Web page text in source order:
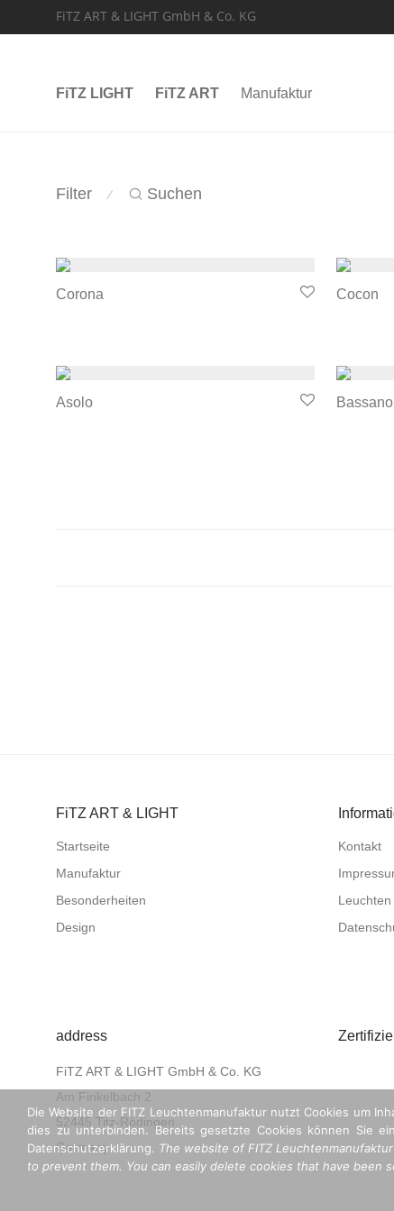
FiTZ ART & LIGHT GmbH & Co. KG
FiTZ LIGHT FiTZ ART Manufaktur
Filter ⁄ Suchen
Corona Cocon
Asolo Bassano
FiTZ ART & LIGHT
Startseite
Manufaktur
Besonderheiten
Design
Kontakt
Leuchten
address
FiTZ ART & LIGHT GmbH & Co. KG
Am Finkelbach 2
52445 Titz-Rödingen
Germany
Die Website der FITZ Leuchtenmanufaktur nutzt Cookies um
dies zu unterbinden. Bereits gesetzte Cookies können Sie
Datenschutzerklärung. The website of FITZ
to prevent them. You can easily delete cookies that have been